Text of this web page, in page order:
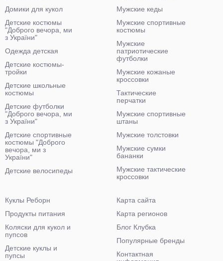
Домики для кукол
Детские костюмы
"Доброго вечора, ми
з України"
Одежда детская
Детские костюмы-
тройки
Детские школьные
костюмы
Детские футболки
"Доброго вечора, ми
з України"
Детские спортивные
костюмы "Доброго
вечора, ми з
України"
Детские велосипеды
Мужские кеды
Мужские спортивные
костюмы
Мужские
патриотические
футболки
Мужские кожаные
кроссовки
Тактические
перчатки
Мужские спортивные
штаны
Мужские толстовки
Мужские сумки
бананки
Мужские тактические
кроссовки
Куклы Реборн
Продукты питания
Коляски для кукол и
пупсов
Детские куклы и
пупсы
Карта сайта
Карта регионов
Блог Клубка
Популярные бренды
Контактная